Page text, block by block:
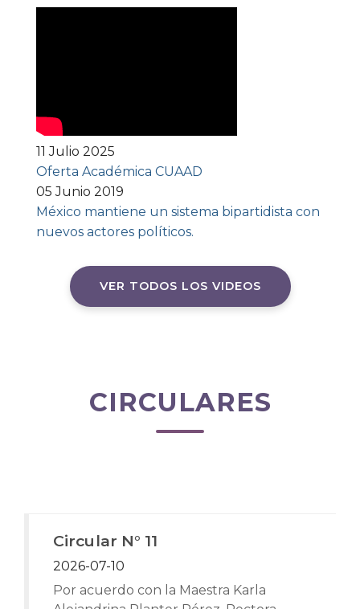
11 Julio 2025
Oferta Académica CUAAD
05 Junio 2019
México mantiene un sistema bipartidista con
nuevos actores políticos.
VER TODOS LOS VIDEOS
CIRCULARES
Circular N° 11
2026-07-10
Por acuerdo con la Maestra Karla